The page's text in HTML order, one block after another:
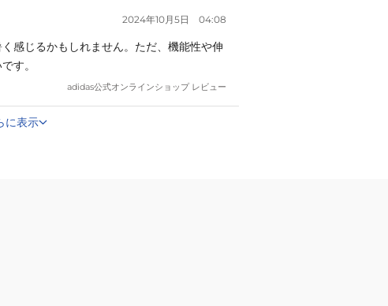
2024年10月5日 04:08
感じるかもしれません。ただ、機能性や伸
す。
adidas公式オンラインショップ レビュー
に表示